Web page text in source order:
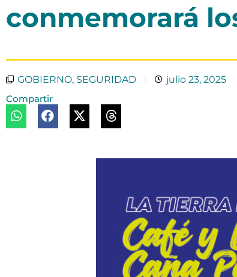
conmemorará
GOBIERNO, SEGURIDAD
julio 23, 2025
Compartir